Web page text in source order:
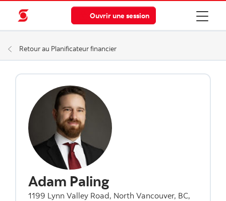
Ouvrir une session
Retour au Planificateur financier
Adam Paling
1199 Lynn Valley Road, North Vancouver, BC,